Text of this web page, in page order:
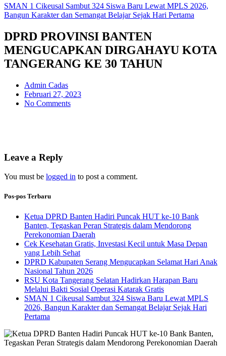
SMAN 1 Cikeusal Sambut 324 Siswa Baru Lewat MPLS 2026,
Bangun Karakter dan Semangat Belajar Sejak Hari Pertama
DPRD PROVINSI BANTEN
MENGUCAPKAN DIRGAHAYU KOTA
TANGERANG KE 30 TAHUN
Admin Cadas
Februari 27, 2023
No Comments
Leave a Reply
You must be logged in to post a comment.
Pos-pos Terbaru
Ketua DPRD Banten Hadiri Puncak HUT ke-10 Bank
Banten, Tegaskan Peran Strategis dalam Mendorong
Perekonomian Daerah
Cek Kesehatan Gratis, Investasi Kecil untuk Masa Depan
yang Lebih Sehat
DPRD Kabupaten Serang Mengucapkan Selamat Hari Anak
Nasional Tahun 2026
RSU Kota Tangerang Selatan Hadirkan Harapan Baru
Melalui Bakti Sosial Operasi Katarak Gratis
SMAN 1 Cikeusal Sambut 324 Siswa Baru Lewat MPLS
2026, Bangun Karakter dan Semangat Belajar Sejak Hari
Pertama